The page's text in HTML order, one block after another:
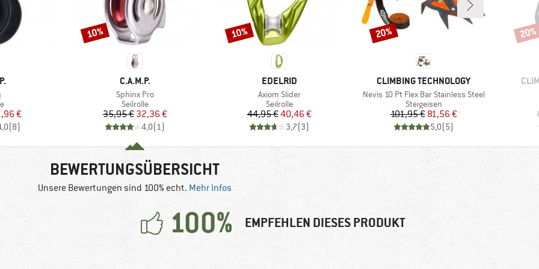
Preis
€
(8)
MARKE
C.A.M.P.
Artikel
Sphinx Pro
Produktgruppe
Seilrolle
Preis
35,95 €reduzierter Preis
32,36 €
4,0(1)
Rabatt
10%
MARKE
EDELRID
Artikel
Axiom Slider
Produktgruppe
Seilrolle
Preis
44,95 €reduzierter Preis
40,46 €
3,7(3)
Rabatt
10%
MARKE
CLIMBING TECHNOLOGY
Artikel
Nevis 10 Pt Flex Bar Stainless Steel
Produktgruppe
Steigeisen
Preis
101,95 €reduzierter Preis
81,56 €
5,0(5)
Rabatt
20% 20%
BEWERTUNGSÜBERSICHT
Unsere Bewertungen sind 100% echt. Mehr Infos
100% EMPFEHLEN DIESES PRODUKT